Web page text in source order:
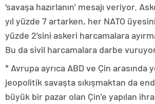
‘savaşa hazırlanın’ mesajı veriyor.
yıl yüzde 7 artarken, her NATO
yüzde 2’sini askeri harcamalara
Bu da sivil harcamalara darbe
* Avrupa ayrıca ABD ve Çin arasında
jeopolitik savaşta sıkışmaktan da
büyük bir pazar olan Çin’e yapılan